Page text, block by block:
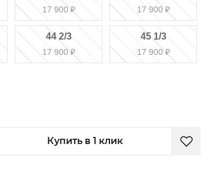
17 900₽ 17 900₽
44 2/3
17 900₽
45 1/3
17 900₽
Купить в 1 клик